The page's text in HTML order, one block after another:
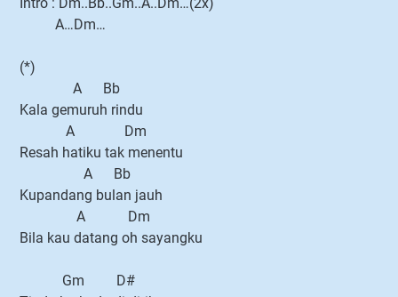
A…Dm…
(*)
A Bb
Kala gemuruh rindu
A Dm
Resah hatiku tak menentu
A Bb
Kupandang bulan jauh
A Dm
Bila kau datang oh sayangku
Gm D#